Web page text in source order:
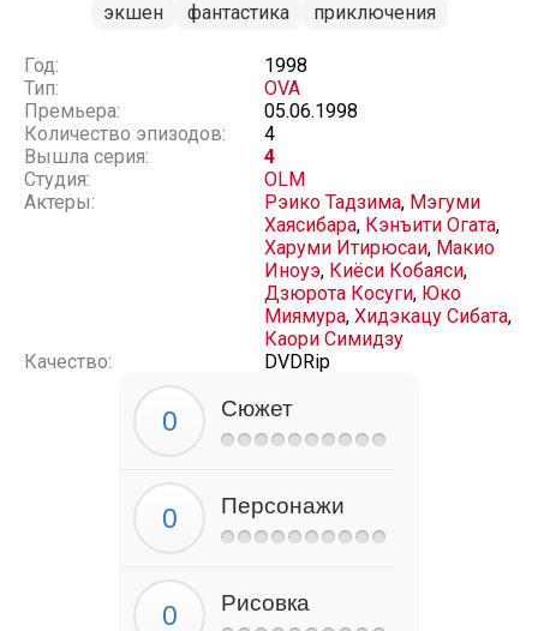
экшен фантастика приключения
Год:
1998
Тип:
OVA
Премьера:
05.06.1998
Количество эпизодов:
4
Вышла серия:
4
Студия:
OLM
Актеры:
Рэико Тадзима, Мэгуми
Хаясибара, Кэнъити Огата,
Харуми Итирюсаи, Макио
Иноуэ, Киёси Кобаяси,
Дзюрота Косуги, Юко
Миямура, Хидэкацу Сибата,
Каори Симидзу
Качество:
DVDRip
Сюжет
Персонажи
Рисовка